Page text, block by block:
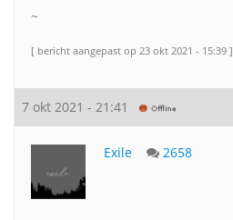
~
[ bericht aangepast op 23 okt 2021 - 15:39 ]
7 okt 2021 - 21:41
Exile 2658